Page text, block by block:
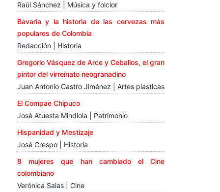
Raúl Sánchez | Música y folclor
Bavaria y la historia de las cervezas más
populares de Colombia
Redacción | Historia
Gregorio Vásquez de Arce y Ceballos, el gran
pintor del virreinato neogranadino
Juan Antonio Castro Jiménez | Artes plásticas
El Compae Chipuco
José Atuesta Mindiola | Patrimonio
Hispanidad y Mestizaje
José Crespo | Historia
8 mujeres que han cambiado el Cine
colombiano
Verónica Salas | Cine